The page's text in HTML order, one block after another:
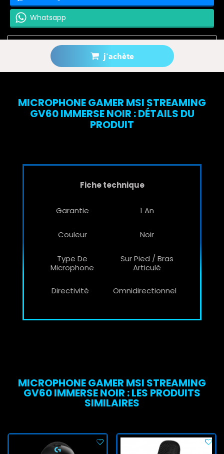
j'achète
Whatsapp
Prévenez-moi lorsque le produit est disponible
MICROPHONE GAMER MSI STREAMING
GV60 IMMERSE NOIR : DÉTAILS DU
PRODUIT
Fiche technique
Garantie 1 An
Couleur Noir
Type De
Microphone
Sur Pied / Bras
Articulé
Directivité Omnidirectionnel
MICROPHONE GAMER MSI STREAMING
GV60 IMMERSE NOIR : LES PRODUITS
SIMILAIRES